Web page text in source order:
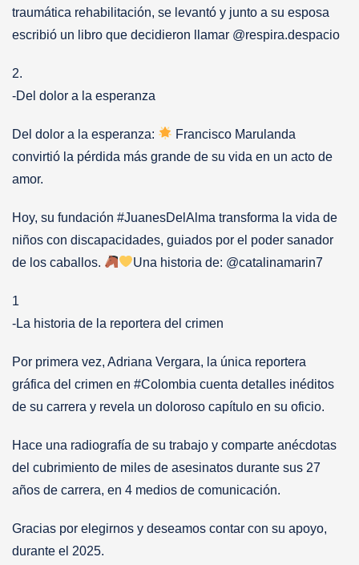
traumática rehabilitación, se levantó y junto a su esposa
escribió un libro que decidieron llamar @respira.despacio
2.
-Del dolor a la esperanza
Del dolor a la esperanza:
Francisco Marulanda
convirtió la pérdida más grande de su vida en un acto de
amor.
Hoy, su fundación #JuanesDelAlma transforma la vida de
niños con discapacidades, guiados por el poder sanador
de los caballos.
Una historia de: @catalinamarin7
1
-La historia de la reportera del crimen
Por primera vez, Adriana Vergara, la única reportera
gráfica del crimen en #Colombia cuenta detalles inéditos
de su carrera y revela un doloroso capítulo en su oficio.
Hace una radiografía de su trabajo y comparte anécdotas
del cubrimiento de miles de asesinatos durante sus 27
años de carrera, en 4 medios de comunicación.
Gracias por elegirnos y deseamos contar con su apoyo,
durante el 2025.